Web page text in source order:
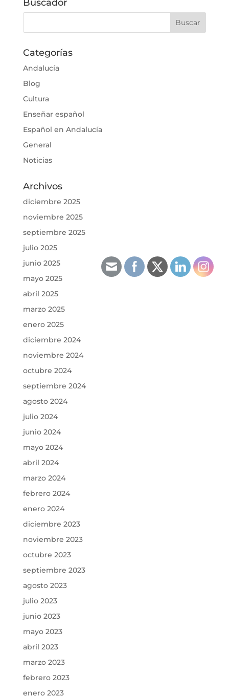
Buscador
Categorías
Andalucía
Blog
Cultura
Enseñar español
Español en Andalucía
General
Noticias
Archivos
diciembre 2025
noviembre 2025
septiembre 2025
julio 2025
junio 2025
mayo 2025
abril 2025
marzo 2025
enero 2025
diciembre 2024
noviembre 2024
octubre 2024
septiembre 2024
agosto 2024
julio 2024
junio 2024
mayo 2024
abril 2024
marzo 2024
febrero 2024
enero 2024
diciembre 2023
noviembre 2023
octubre 2023
septiembre 2023
agosto 2023
julio 2023
junio 2023
mayo 2023
abril 2023
marzo 2023
febrero 2023
enero 2023